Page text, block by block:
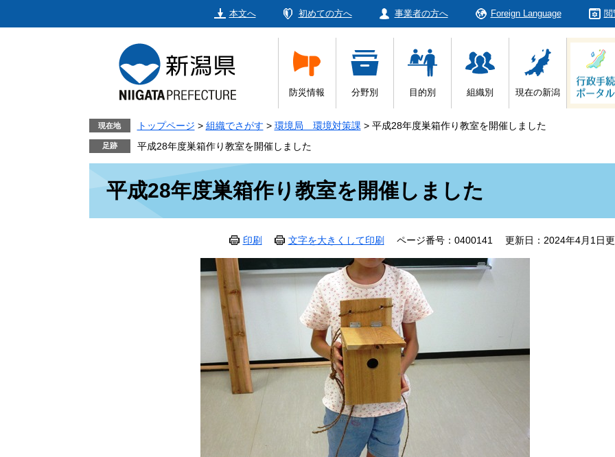
本文へ 初めての方へ 事業者の方へ Foreign Language 閲
防災情報 分野別 目的別 組織別 現在の新潟
現在地 トップページ > 組織でさがす > 環境局 環境対策課 > 平成28年度巣箱作り教室を開催しました
平成28年度巣箱作り教室を開催しました
平成28年度巣箱作り教室を開催しました
印刷 文字を大きくして印刷 ページ番号：0400141 更新日：2024年4月1日